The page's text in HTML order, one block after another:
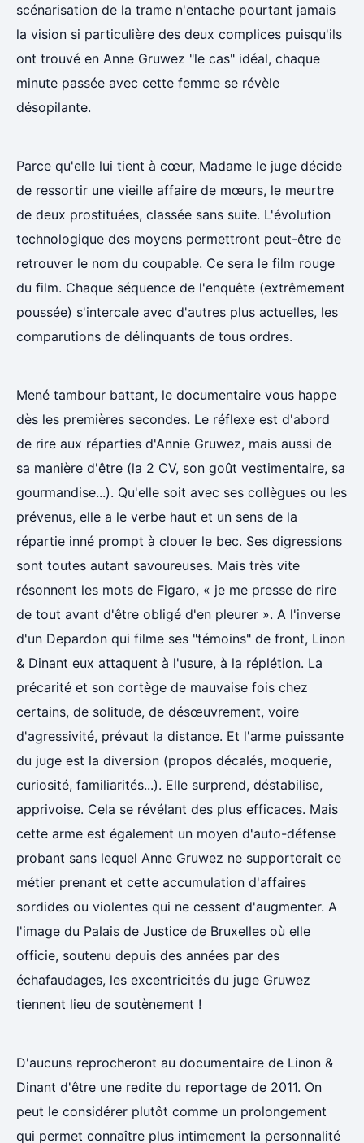
scénarisation de la trame n'entache pourtant jamais
la vision si particulière des deux complices puisqu'ils
ont trouvé en Anne Gruwez "le cas" idéal, chaque
minute passée avec cette femme se révèle
désopilante.
Parce qu'elle lui tient à cœur, Madame le juge décide
de ressortir une vieille affaire de mœurs, le meurtre
de deux prostituées, classée sans suite. L'évolution
technologique des moyens permettront peut-être de
retrouver le nom du coupable. Ce sera le film rouge
du film. Chaque séquence de l'enquête (extrêmement
poussée) s'intercale avec d'autres plus actuelles, les
comparutions de délinquants de tous ordres.
Mené tambour battant, le documentaire vous happe
dès les premières secondes. Le réflexe est d'abord
de rire aux réparties d'Annie Gruwez, mais aussi de
sa manière d'être (la 2 CV, son goût vestimentaire, sa
gourmandise...). Qu'elle soit avec ses collègues ou les
prévenus, elle a le verbe haut et un sens de la
répartie inné prompt à clouer le bec. Ses digressions
sont toutes autant savoureuses. Mais très vite
résonnent les mots de Figaro, « je me presse de rire
de tout avant d'être obligé d'en pleurer ». A l'inverse
d'un Depardon qui filme ses "témoins" de front, Linon
& Dinant eux attaquent à l'usure, à la réplétion. La
précarité et son cortège de mauvaise fois chez
certains, de solitude, de désœuvrement, voire
d'agressivité, prévaut la distance. Et l'arme puissante
du juge est la diversion (propos décalés, moquerie,
curiosité, familiarités...). Elle surprend, déstabilise,
apprivoise. Cela se révélant des plus efficaces. Mais
cette arme est également un moyen d'auto-défense
probant sans lequel Anne Gruwez ne supporterait ce
métier prenant et cette accumulation d'affaires
sordides ou violentes qui ne cessent d'augmenter. A
l'image du Palais de Justice de Bruxelles où elle
officie, soutenu depuis des années par des
échafaudages, les excentricités du juge Gruwez
tiennent lieu de soutènement !
D'aucuns reprocheront au documentaire de Linon &
Dinant d'être une redite du reportage de 2011. On
peut le considérer plutôt comme un prolongement
qui permet connaître plus intimement la personnalité